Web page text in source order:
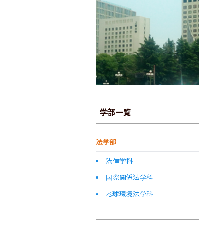
学部一覧
法学部
法律学科
国際関係法学科
地球環境法学科